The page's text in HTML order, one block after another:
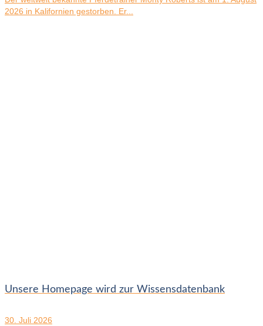
2026 in Kalifornien gestorben. Er...
Unsere Homepage wird zur Wissensdatenbank
30. Juli 2026